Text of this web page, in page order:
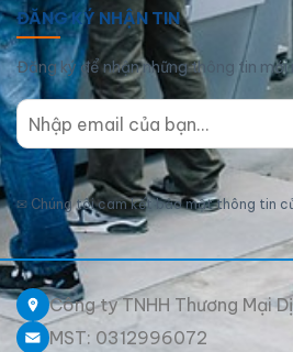
ĐĂNG KÝ NHẬN TIN
Đăng ký để nhận những thông tin mới
✉ Chúng tôi cam kết bảo mật thông tin
Công ty TNHH Thương Mại
MST: 0312996072